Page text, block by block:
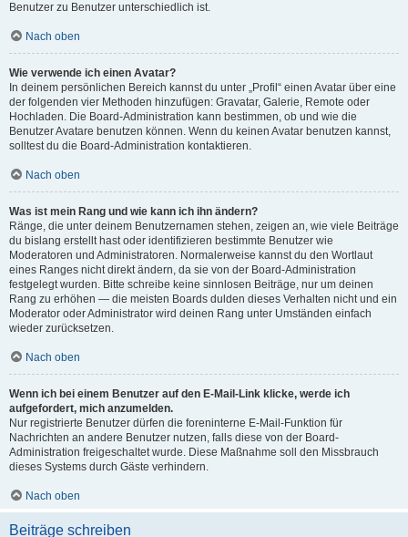
Benutzer zu Benutzer unterschiedlich ist.
Nach oben
Wie verwende ich einen Avatar?
In deinem persönlichen Bereich kannst du unter „Profil“ einen Avatar über eine
der folgenden vier Methoden hinzufügen: Gravatar, Galerie, Remote oder
Hochladen. Die Board-Administration kann bestimmen, ob und wie die
Benutzer Avatare benutzen können. Wenn du keinen Avatar benutzen kannst,
solltest du die Board-Administration kontaktieren.
Nach oben
Was ist mein Rang und wie kann ich ihn ändern?
Ränge, die unter deinem Benutzernamen stehen, zeigen an, wie viele Beiträge
du bislang erstellt hast oder identifizieren bestimmte Benutzer wie
Moderatoren und Administratoren. Normalerweise kannst du den Wortlaut
eines Ranges nicht direkt ändern, da sie von der Board-Administration
festgelegt wurden. Bitte schreibe keine sinnlosen Beiträge, nur um deinen
Rang zu erhöhen — die meisten Boards dulden dieses Verhalten nicht und ein
Moderator oder Administrator wird deinen Rang unter Umständen einfach
wieder zurücksetzen.
Nach oben
Wenn ich bei einem Benutzer auf den E-Mail-Link klicke, werde ich
aufgefordert, mich anzumelden.
Nur registrierte Benutzer dürfen die foreninterne E-Mail-Funktion für
Nachrichten an andere Benutzer nutzen, falls diese von der Board-
Administration freigeschaltet wurde. Diese Maßnahme soll den Missbrauch
dieses Systems durch Gäste verhindern.
Nach oben
Beiträge schreiben